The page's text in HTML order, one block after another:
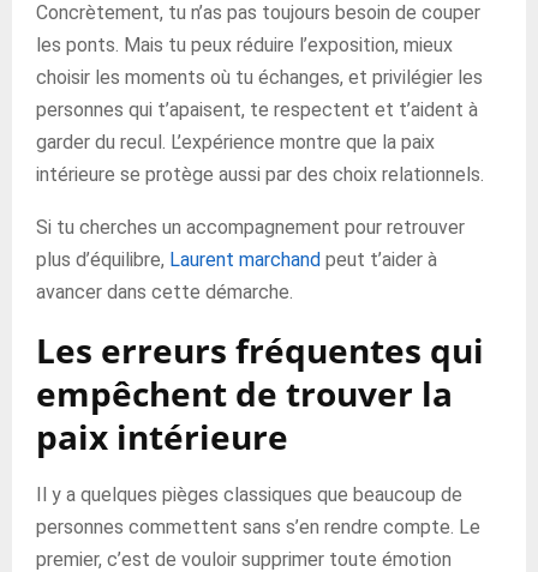
Concrètement, tu n’as pas toujours besoin de couper
les ponts. Mais tu peux réduire l’exposition, mieux
choisir les moments où tu échanges, et privilégier les
personnes qui t’apaisent, te respectent et t’aident à
garder du recul. L’expérience montre que la paix
intérieure se protège aussi par des choix relationnels.
Si tu cherches un accompagnement pour retrouver
plus d’équilibre, Laurent marchand peut t’aider à
avancer dans cette démarche.
Les erreurs fréquentes qui
empêchent de trouver la
paix intérieure
Il y a quelques pièges classiques que beaucoup de
personnes commettent sans s’en rendre compte. Le
premier, c’est de vouloir supprimer toute émotion